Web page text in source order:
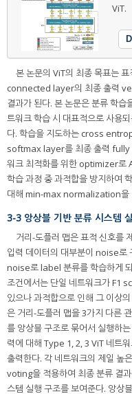
ViT.
본 논문의 ViT의 최종 목표는
connected layer의 최종 출력
결과가 된다. 본 논문은 분류 학
트워크 학습 시 대표적으로 사
다. 학습을 지도하는 cross
softmax layer를 최종 출력
워크 최적화를 위한 optimizer
학습 과정 중 과적합을 방지하여
대해 min-max normalization을
3-3 앙상블 기반 분류 시스템
거리-도플러 맵은 표적 신호를
입력 데이터의 대부분이 noise로
noise로 label 분류를 학습하게
조건에서는 단일 네트워크가 F1
있으나 과적합으로 인해 그 이상
은 거리-도플러 맵을 3가지 다른
를 앙상블 구조로 묶어서 실행하
력에 대해 Type 1, 2, 3 ViT 네트
출력한다. 각 네트워크의 제일
voting을 적용하여 최종 분류 결
스템 실행 구조를 보여준다. 앙상